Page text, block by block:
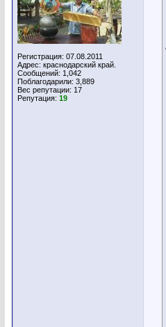
Регистрация: 07.08.2011
Адрес: краснодарский край.
Сообщений: 1,042
Поблагодарили: 3,889
Вес репутации: 17
Репутация: 19